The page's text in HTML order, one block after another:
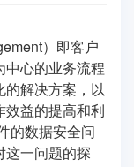
）即客户
中心的业务流程
解决方案，以
益的提高和利
的数据安全问
这一问题的探